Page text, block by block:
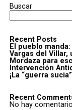
Buscar
Recent Posts
El pueblo
Vargas del Villar,
Mordaza para
Intervención
¡La “guerra
Recent
No hay